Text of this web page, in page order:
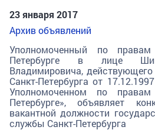
23 января 2017
Архив объявлений
Уполномоченный по
Петербурге в лице
Владимировича,
Санкт-Петербурга от
Уполномоченном по
Петербурге», объявляет
вакантной должности
службы Санкт-Петербурга